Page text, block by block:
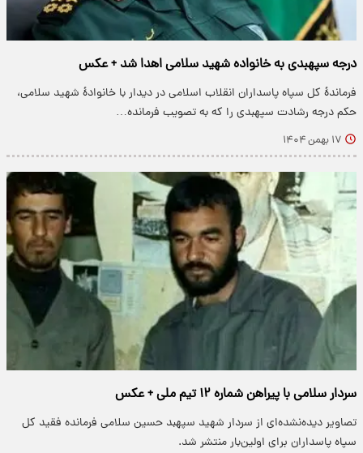
درجه سپهبدی به خانواده شهید سلامی اهدا شد + عکس
فرماندۀ کل سپاه پاسداران انقلاب اسلامی در دیدار با خانوادۀ شهید سلامی،
حکم درجه رشادت سپهبدی را که به تصویب فرمانده…
۱۷ بهمن ۱۴۰۴
سردار سلامی با پیراهن شماره ۱۲ تیم ملی + عکس
تصاویر دیده‌نشده‌ای از سردار شهید سپهبد حسین سلامی فرمانده فقید کل
سپاه پاسداران برای اولین‌بار منتشر شد.